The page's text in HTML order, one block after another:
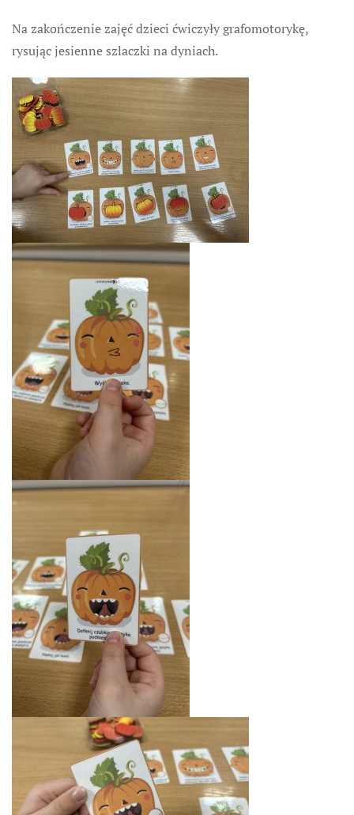
Na zakończenie zajęć dzieci ćwiczyły grafomotorykę,
rysując jesienne szlaczki na dyniach.